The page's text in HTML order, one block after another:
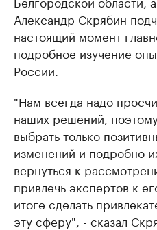
Александр Скрябин
настоящий момент
подробное изучение
России.
"Нам всегда надо
наших решений,
выбрать только
изменений и подробно
вернуться к
привлечь экспертов к
итоге сделать
эту сферу", - сказал